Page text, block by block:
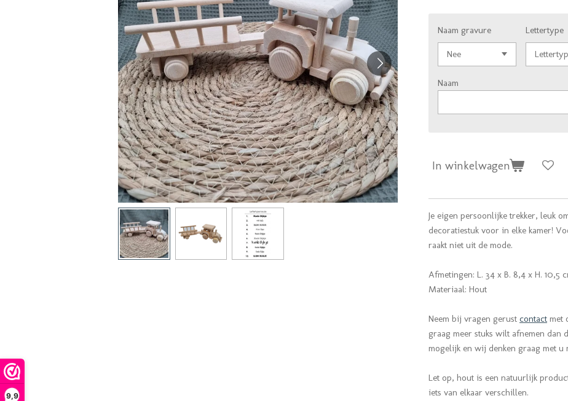
9,9
Naam gravure Lettertype
Naam
In winkelwagen
Je eigen persoonlijke trekker, leuk
decoratiestuk voor in elke kamer!
raakt niet uit de mode.
Afmetingen: L. 34 x B. 8,4 x H. 10,5
Materiaal: Hout
Neem bij vragen gerust contact met
graag meer stuks wilt afnemen dan
mogelijk en wij denken graag met u
Let op, hout is een natuurlijk
iets van elkaar verschillen.